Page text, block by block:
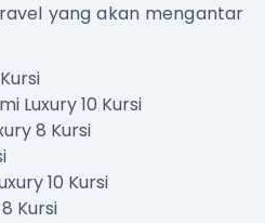
yang akan mengantar
Luxury 10 Kursi
8 Kursi
10 Kursi
Kursi